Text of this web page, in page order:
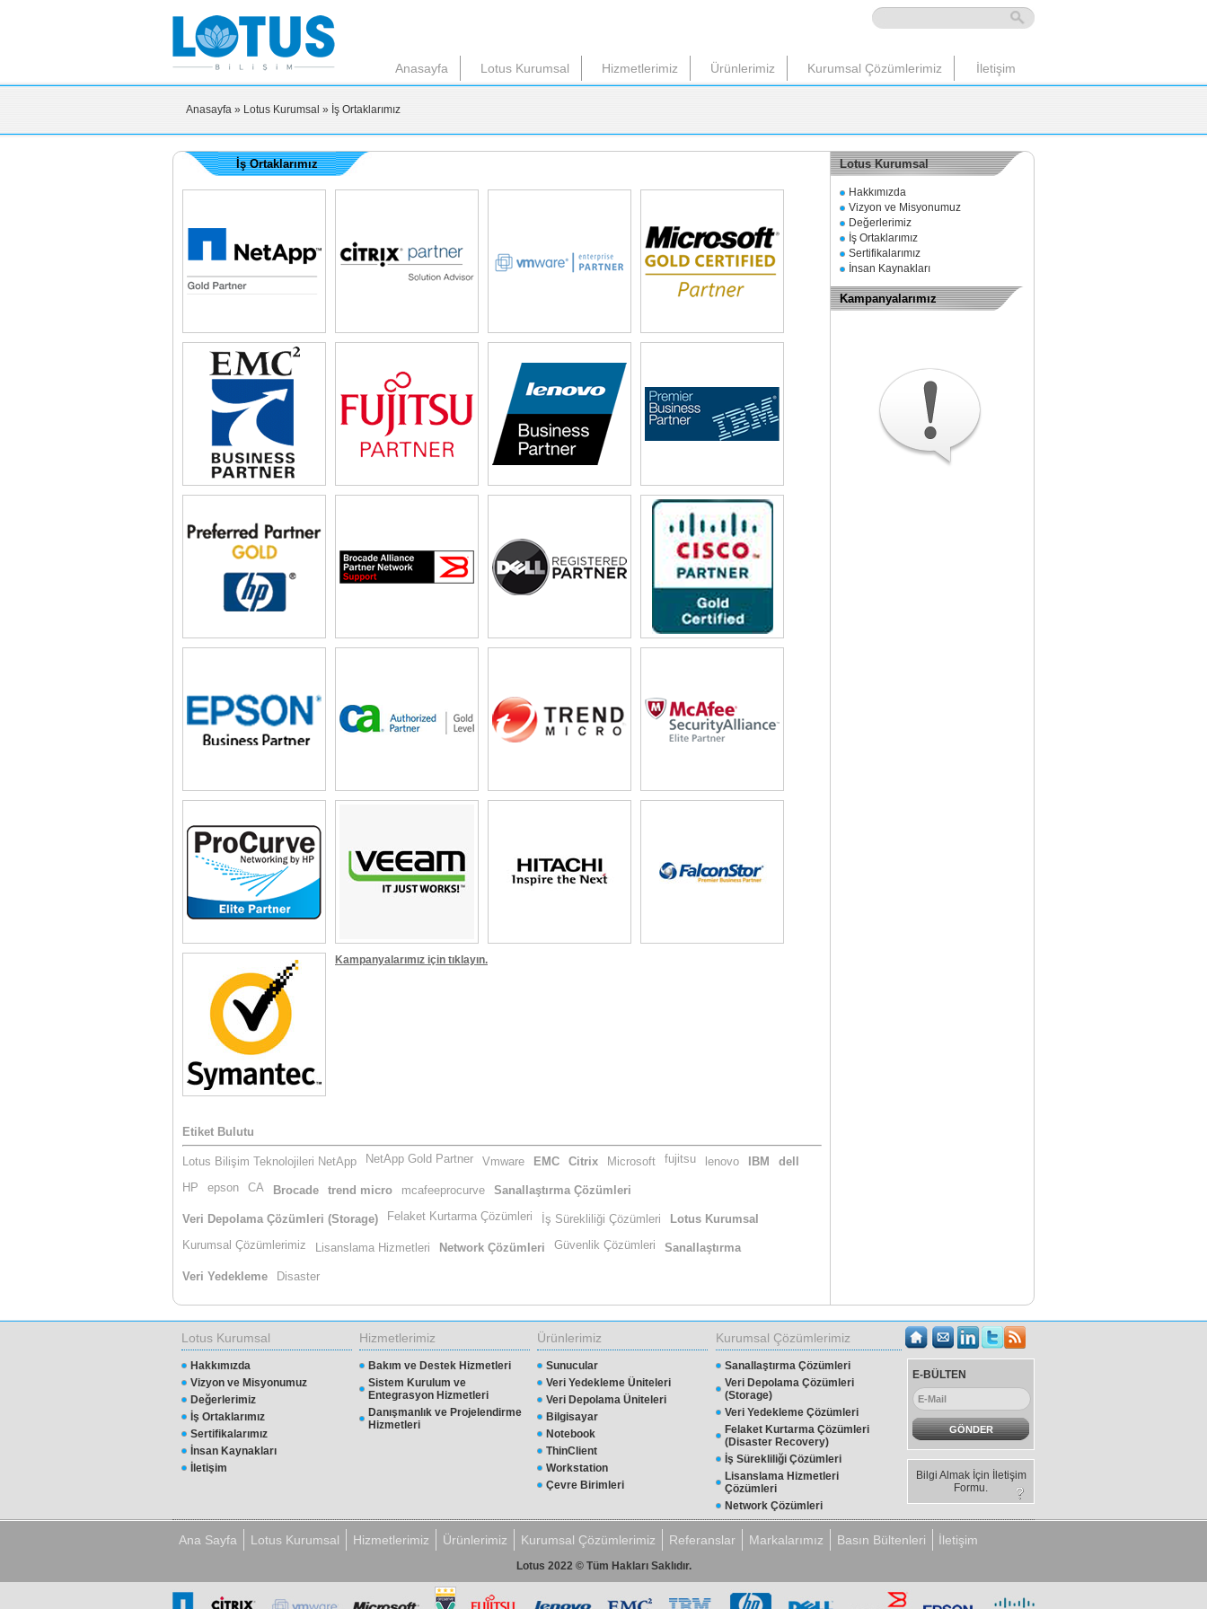
Anasayfa Lotus Kurumsal Hizmetlerimiz Ürünlerimiz Kurumsal Çözümlerimiz İletişim
Anasayfa » Lotus Kurumsal » İş Ortaklarımız
İş Ortaklarımız
Kampanyalarımız için tıklayın.
Etiket Bulutu
Lotus Bilişim Teknolojileri NetApp NetApp Gold Partner Vmware EMC Citrix Microsoft fujitsu lenovo IBM
dell
HP
epson CA Brocade trend micro mcafeeprocurve Sanallaştırma Çözümleri
Veri Depolama Çözümleri (Storage) Felaket Kurtarma Çözümleri İş Sürekliliği Çözümleri
Lotus Kurumsal
Kurumsal Çözümlerimiz
Lisanslama Hizmetleri Network Çözümleri Güvenlik Çözümleri Sanallaştırma
Veri Yedekleme Disaster
Lotus Kurumsal
Hakkımızda
Vizyon ve Misyonumuz
Değerlerimiz
İş Ortaklarımız
Sertifikalarımız
İnsan Kaynakları
Kampanyalarımız
Lotus Kurumsal
Hakkımızda
Vizyon ve Misyonumuz
Değerlerimiz
İş Ortaklarımız
Sertifikalarımız
İnsan Kaynakları
İletişim
Hizmetlerimiz
Bakım ve Destek Hizmetleri
Sistem Kurulum ve
Entegrasyon Hizmetleri
Danışmanlık ve Projelendirme
Hizmetleri
Ürünlerimiz
Sunucular
Veri Yedekleme Üniteleri
Veri Depolama Üniteleri
Bilgisayar
Notebook
ThinClient
Workstation
Çevre Birimleri
Kurumsal Çözümlerimiz
Sanallaştırma Çözümleri
Veri Depolama Çözümleri
(Storage)
Veri Yedekleme Çözümleri
Felaket Kurtarma Çözümleri
(Disaster Recovery)
İş Sürekliliği Çözümleri
Lisanslama Hizmetleri
Çözümleri
Network Çözümleri
Güvenlik Çözümleri
E-BÜLTEN
Bilgi Almak İçin İletişim
Formu.
Ana Sayfa Lotus Kurumsal Hizmetlerimiz Ürünlerimiz Kurumsal Çözümlerimiz Referanslar Markalarımız Basın Bültenleri İletişim
Lotus 2022 © Tüm Hakları Saklıdır.